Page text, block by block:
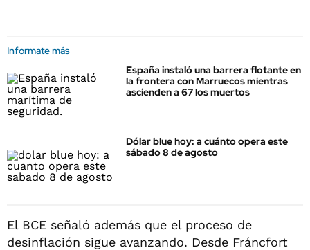
Informate más
España instaló una barrera flotante en
la frontera con Marruecos mientras
ascienden a 67 los muertos
Dólar blue hoy: a cuánto opera este
sábado 8 de agosto
El BCE señaló además que el proceso de
desinflación sigue avanzando. Desde Fráncfort